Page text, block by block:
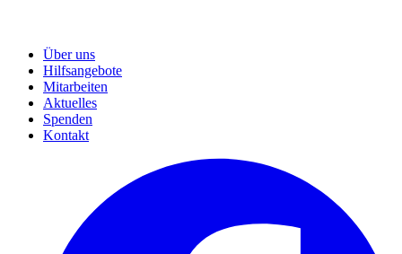
Über uns
Hilfsangebote
Mitarbeiten
Aktuelles
Spenden
Kontakt